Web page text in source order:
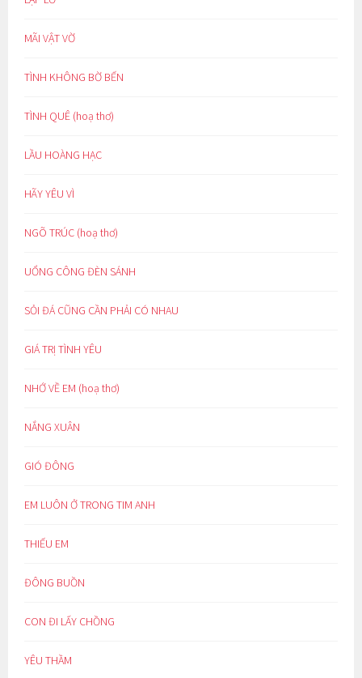
MÃI VẬT VỜ
TÌNH KHÔNG BỜ BẾN
TÌNH QUÊ (hoạ thơ)
LẦU HOÀNG HẠC
HÃY YÊU VÌ
NGÕ TRÚC (hoạ thơ)
UỔNG CÔNG ĐÈN SÁNH
SỎI ĐÁ CŨNG CẦN PHẢI CÓ NHAU
GIÁ TRỊ TÌNH YÊU
NHỚ VỀ EM (hoạ thơ)
NẮNG XUÂN
GIÓ ĐÔNG
EM LUÔN Ở TRONG TIM ANH
THIẾU EM
ĐÔNG BUỒN
CON ĐI LẤY CHỒNG
YÊU THẦM